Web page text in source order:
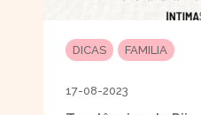
DICAS FAMILIA
17-08-2023